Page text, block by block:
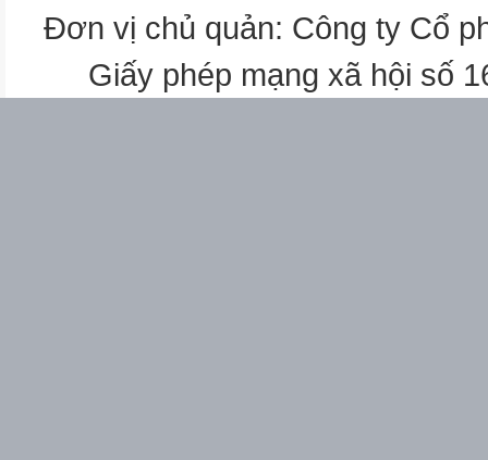
Đơn vị chủ quản: Công ty Cổ
Giấy phép mạng xã hội số